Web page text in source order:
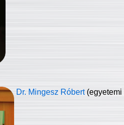
Dr. Mingesz Róbert